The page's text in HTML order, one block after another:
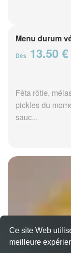
Menu durum
Dès 13.50 €
Fêta rôtie,
pickles du
sauc...
Ce site Web
meilleure